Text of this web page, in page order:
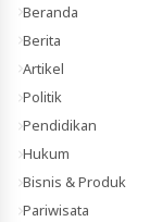
Beranda
Berita
Artikel
Politik
Pendidikan
Hukum
Bisnis & Produk
Pariwisata